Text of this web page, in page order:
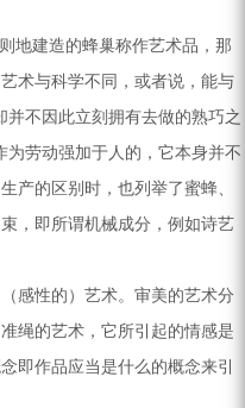
地建造的蜂巢称作艺术品，那
术与科学不同，或者说，能与
不因此立刻拥有去做的熟巧之
劳动强加于人的，它本身并不
产的区别时，也列举了蜜蜂、
，即所谓机械成分，例如诗艺
感性的）艺术。审美的艺术分
绳的艺术，它所引起的情感是
即作品应当是什么的概念来引